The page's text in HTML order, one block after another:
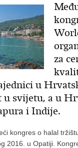
za
u
u svijetu, a u
i Indije.
kongres o halal
2016. u Opatiji.